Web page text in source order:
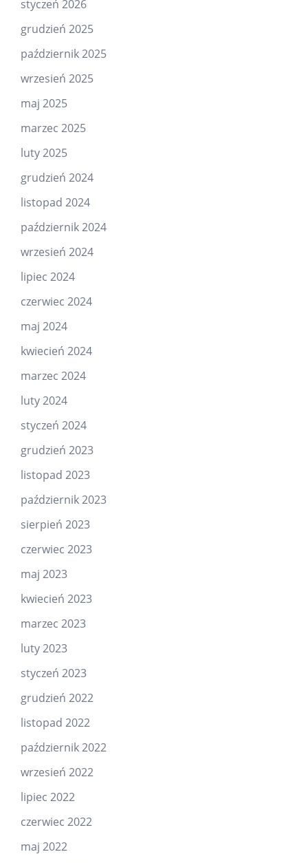
styczeń 2026
grudzień 2025
październik 2025
wrzesień 2025
maj 2025
marzec 2025
luty 2025
grudzień 2024
listopad 2024
październik 2024
wrzesień 2024
lipiec 2024
czerwiec 2024
maj 2024
kwiecień 2024
marzec 2024
luty 2024
styczeń 2024
grudzień 2023
listopad 2023
październik 2023
sierpień 2023
czerwiec 2023
maj 2023
kwiecień 2023
marzec 2023
luty 2023
styczeń 2023
grudzień 2022
listopad 2022
październik 2022
wrzesień 2022
lipiec 2022
czerwiec 2022
maj 2022